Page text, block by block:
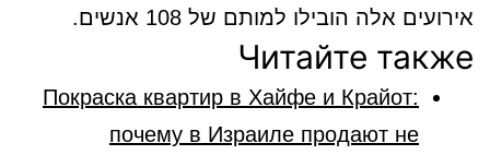
אירועים אלה הובילו למותם של 108 אנשים.
Читайте также
Покраска квартир в Хайфе и Крайот:
почему в Израиле продают не